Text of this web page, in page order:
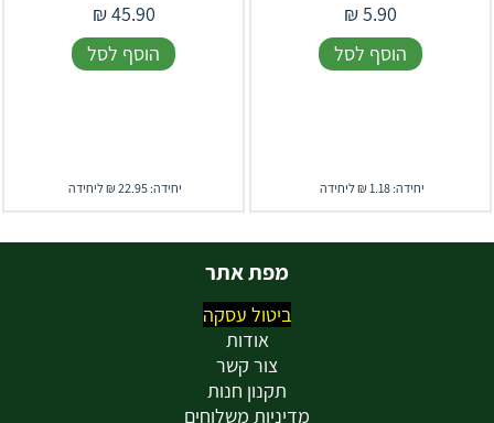
5.90
₪
הוסף לסל
יחידה: 1.18 ₪ ליחידה
45.90
₪
הוסף לסל
יחידה: 22.95 ₪ ליחידה
מפת אתר
ביטול עסקה
אודות
צור קשר
תקנון חנות
מדיניות משלוחים